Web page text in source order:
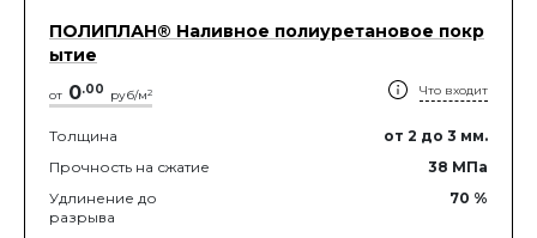
ПОЛИПЛАН® Наливное полиуретановое покр
ытие
от 0.00 руб/м2 Что входит
Толщина от 2 до 3 мм.
Прочность на сжатие
38 МПа
Удлинение до
разрыва
70 %